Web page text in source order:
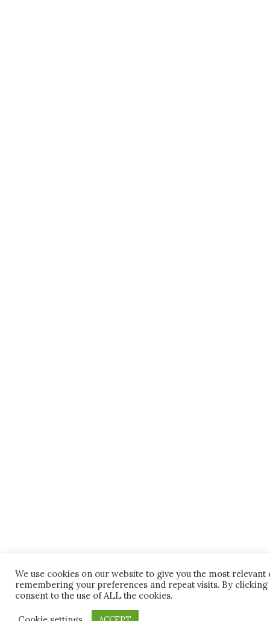
We use cookies on our website to give you the most relevant
remembering your preferences and repeat visits. By clicking
consent to the use of ALL the cookies.